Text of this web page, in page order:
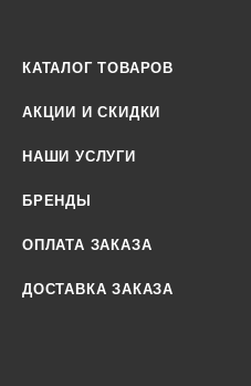
КАТАЛОГ ТОВАРОВ
АКЦИИ И СКИДКИ
НАШИ УСЛУГИ
БРЕНДЫ
ОПЛАТА ЗАКАЗА
ДОСТАВКА ЗАКАЗА